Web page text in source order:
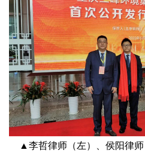
▲李哲律师（左）、侯阳律